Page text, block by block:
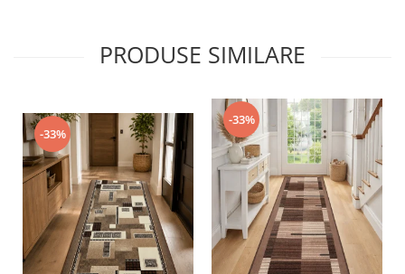
PRODUSE SIMILARE
-33%
-33%